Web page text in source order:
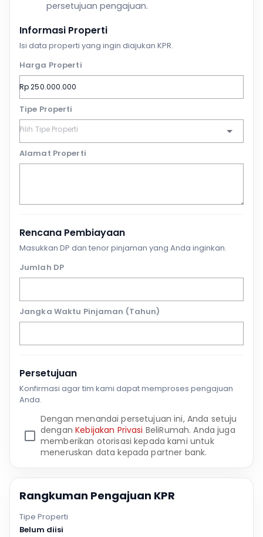
persetujuan pengajuan.
Informasi Properti
Isi data properti yang ingin diajukan KPR.
Harga Properti
Tipe Properti
Alamat Properti
Rencana Pembiayaan
Masukkan DP dan tenor pinjaman yang Anda inginkan.
Jumlah DP
Jangka Waktu Pinjaman (Tahun)
Persetujuan
Konfirmasi agar tim kami dapat memproses pengajuan
Anda.
Dengan menandai persetujuan ini, Anda setuju
denganKebijakan Privasi BeliRumah. Anda juga
memberikan otorisasi kepada kami untuk
meneruskan data kepada partner bank.
Rangkuman Pengajuan KPR
Tipe Properti
Belum diisi